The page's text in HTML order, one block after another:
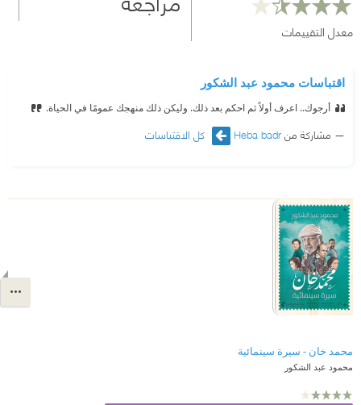
معدل التقييمات
اقتباسات محمود عبد الشكور
أرجوك.. اعرف أولاً ثم احكم بعد ذلك. ‫ وليكن ذلك منهجك عمومًا في الحياة.
مشاركة منHeba badr كل الاقتباسات
محمد خان - سيرة سينمائية
محمود عبد الشكور